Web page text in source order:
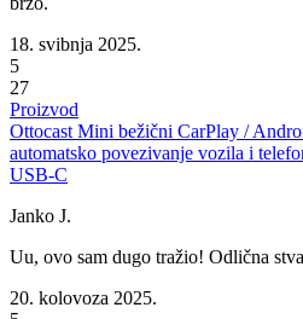
18. svibnja 2025.
5
27
Proizvod
Ottocast Mini bežični CarPlay /
automatsko povezivanje vozila i
USB-C
Janko J.
Uu, ovo sam dugo tražio! Odlična
20. kolovoza 2025.